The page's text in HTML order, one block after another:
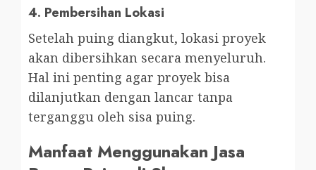
4. Pembersihan Lokasi
Setelah puing diangkut, lokasi proyek
akan dibersihkan secara menyeluruh.
Hal ini penting agar proyek bisa
dilanjutkan dengan lancar tanpa
terganggu oleh sisa puing.
Manfaat Menggunakan Jasa